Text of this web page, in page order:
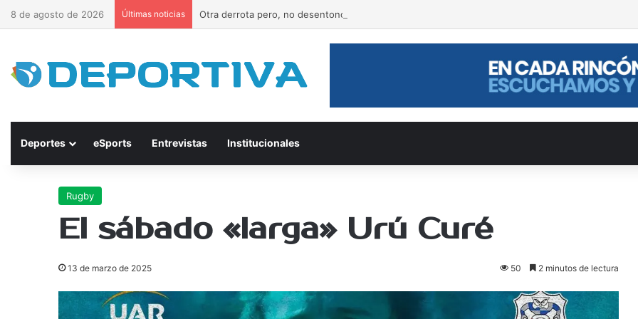
8 de agosto de 2026 Últimas noticias Otra derrota pero, no desentonó
Deportes eSports Entrevistas Institucionales
Rugby
El sábado «larga» Urú Curé
13 de marzo de 2025 50 2 minutos de lectura